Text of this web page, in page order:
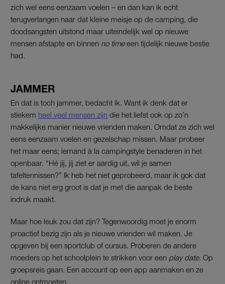
zich wel eens eenzaam voelen – en dan kan ik echt
terugverlangen naar dat kleine meisje op de camping, die
doodsangsten uitstond maar uiteindelijk wel op nieuwe
mensen afstapte en binnen no timeeen tijdelijk nieuwe bestie
had.
JAMMER
En dat is toch jammer, bedacht ik. Want ik denk dat er
stiekem heel veel mensen zijn die het liefst ook op zo’n
makkelijke manier nieuwe vrienden maken. Omdat ze zich wel
eens eenzaam voelen en gezelschap missen. Maar probeer
het maar eens; iemand à la campingstyle benaderen in het
openbaar. “Hé jij, jij ziet er aardig uit, wil je samen
tafeltennissen?” Ik heb het niet geprobeerd, maar ik gok dat
de kans niet erg groot is dat je met die aanpak de beste
indruk maakt.
Maar hoe leuk zou dat zijn? Tegenwoordig moet je enorm
proactief bezig zijn als je nieuwe vrienden wil maken. Je
opgeven bij een sportclub of cursus. Proberen de andere
moeders op het schoolplein te strikken voor een play date. Op
groepsreis gaan. Een account op een app aanmaken en ze
online ontmoeten.